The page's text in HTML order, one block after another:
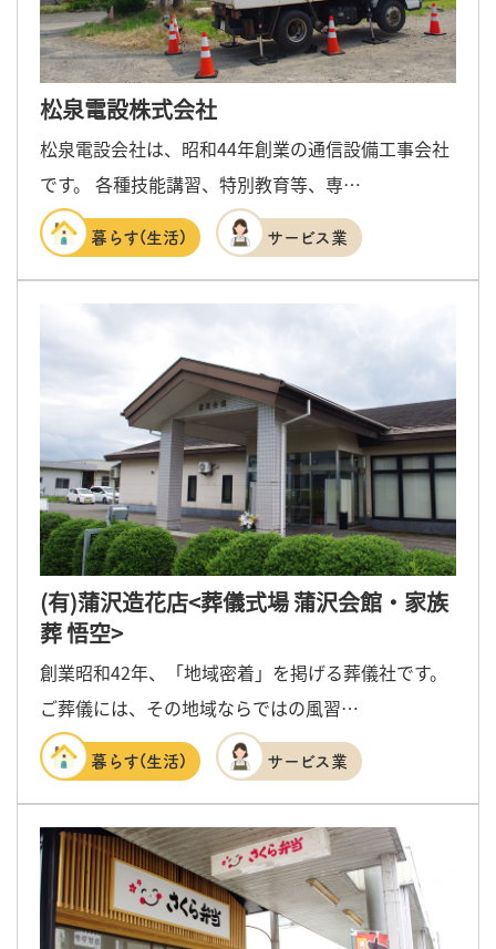
松泉電設株式会社
松泉電設会社は、昭和44年創業の通信設備工事会社
です。 各種技能講習、特別教育等、専…
暮らす(生活) サービス業
(有)蒲沢造花店<葬儀式場 蒲沢会館・家族
葬 悟空>
創業昭和42年、「地域密着」を掲げる葬儀社です。
ご葬儀には、その地域ならではの風習…
暮らす(生活) サービス業